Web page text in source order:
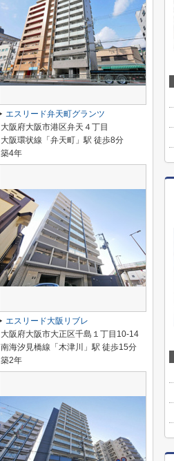
エスリード弁天町グランツ
大阪府大阪市港区弁天４丁目
大阪環状線「弁天町」駅 徒歩8分
築4年
エスリード大阪リブレ
大阪府大阪市大正区千島１丁目10-14
南海汐見橋線「木津川」駅 徒歩15分
築2年